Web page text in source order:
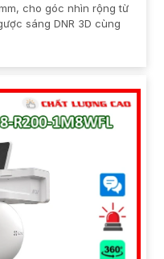
cho góc nhìn rộng từ
sáng DNR 3D cùng